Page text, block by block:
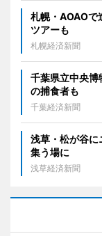
札幌・AOAO
ツアーも
札幌経済新聞
千葉県立中央
の捕食者も
千葉経済新聞
浅草・松が谷
集う場に
浅草経済新聞